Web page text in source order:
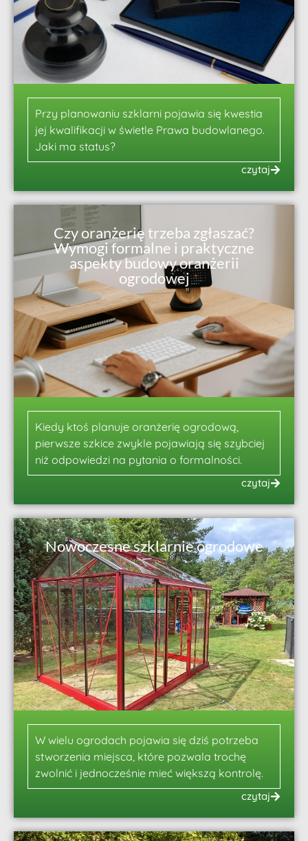
Przy planowaniu szklarni pojawia się kwestia
jej kwalifikacji w świetle Prawa budowlanego.
Jaki ma status?
czytaj
Czy oranżerię trzeba zgłaszać?
Wymogi formalne i praktyczne
aspekty budowy oranżerii
ogrodowej
Kiedy ktoś planuje oranżerię ogrodową,
pierwsze szkice zwykle pojawiają się szybciej
niż odpowiedzi na pytania o formalności.
czytaj
Nowoczesne szklarnie ogrodowe
W wielu ogrodach pojawia się dziś potrzeba
stworzenia miejsca, które pozwala trochę
zwolnić i jednocześnie mieć większą kontrolę.
czytaj